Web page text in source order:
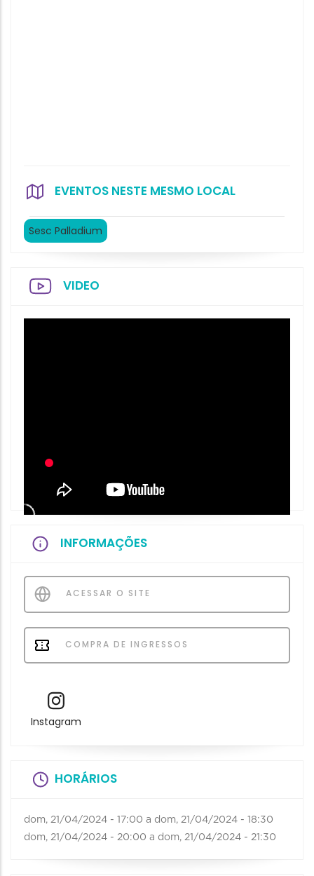
EVENTOS NESTE MESMO LOCAL
Sesc Palladium
VIDEO
INFORMAÇÕES
ACESSAR O SITE
COMPRA DE INGRESSOS
Instagram
HORÁRIOS
dom, 21/04/2024 - 17:00 a dom, 21/04/2024 - 18:30
dom, 21/04/2024 - 20:00 a dom, 21/04/2024 - 21:30